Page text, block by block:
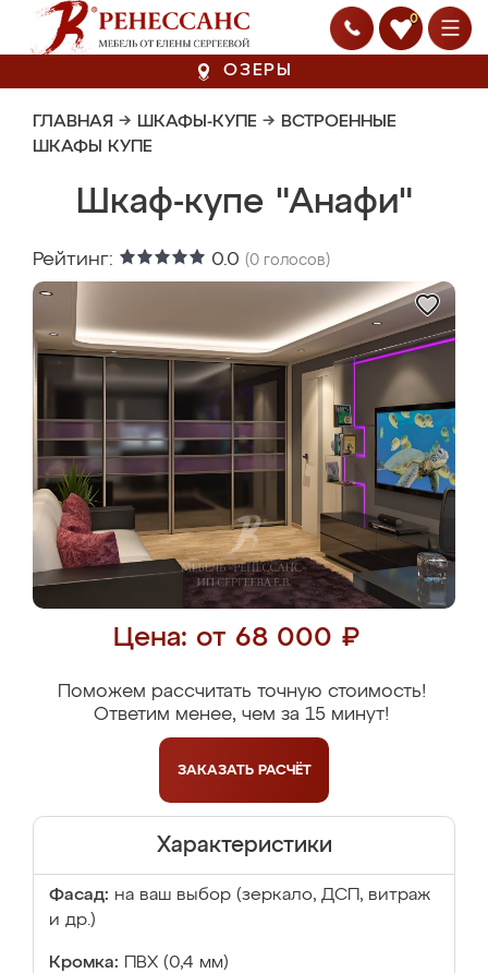
0
ОЗЕРЫ
ГЛАВНАЯ → ШКАФЫ-КУПЕ → ВСТРОЕННЫЕ
ШКАФЫ КУПЕ
Шкаф-купе "Анафи"
Рейтинг: 0.0 (0 голосов)
Цена: от 68 000 ₽
Поможем рассчитать точную стоимость!
Ответим менее, чем за 15 минут!
ЗАКАЗАТЬ РАСЧЁТ
Характеристики
Фасад: на ваш выбор (зеркало, ДСП, витраж
и др.)
Кромка: ПВХ (0,4 мм)